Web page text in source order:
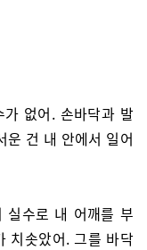
없어. 손바닥과 발
운 건 내 안에서 일어
실수로 내 어깨를 부
치솟았어. 그를 바닥